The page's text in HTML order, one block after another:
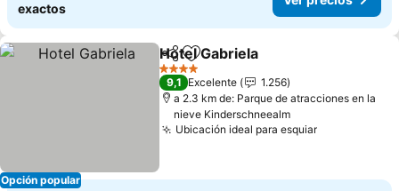
exactos
Opción popular
CompartirAñadir a favoritos
Hotel Gabriela
4 Estrellas
9,1 Excelente
1.256
a 2.3 km de: Parque de atracciones en la
nieve Kinderschneealm
Ubicación ideal para esquiar